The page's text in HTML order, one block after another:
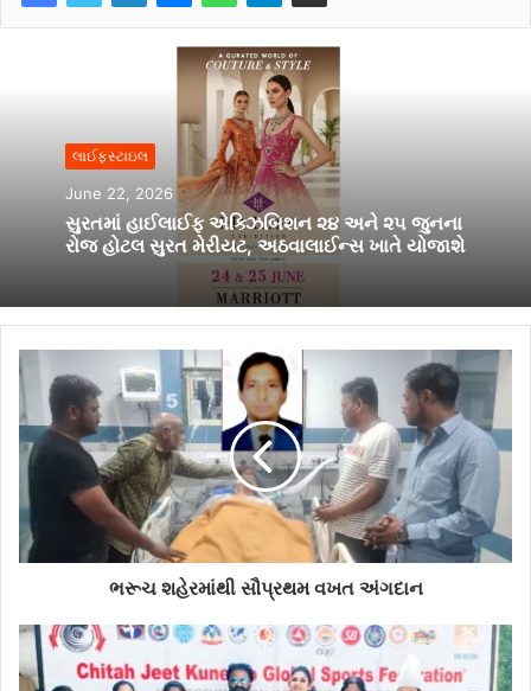
લાઈફસ્ટાઇલ
June 22, 2026
સુરતમાં હાઈલાઈફ એક્ઝિબિશન ૨૪ અને ૨૫ જુનના
રોજ હોટલ સુરત મેરીયટ, અઠવાલાઈન્સ ખાતે યોજાશે
ભરૂચ શહેરમાંથી સૌપ્રથમ વખત અંગદાન